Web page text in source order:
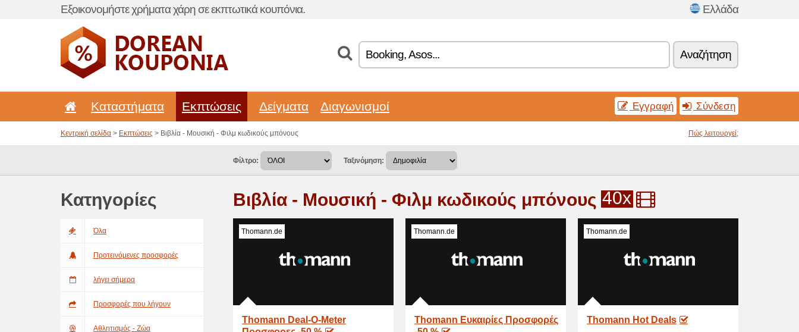
Εξοικονομήστε χρήματα χάρη σε εκπτωτικά κουπόνια. Ελλάδα
Αναζήτηση
Καταστήματα Εκπτώσεις Δείγματα Διαγωνισμοί Εγγραφή Σύνδεση
Κεντρική σελίδα > Εκπτώσεις > Βιβλία - Μουσική - Φιλμ κωδικούς μπόνους Πώς λειτουργεί;
Φίλτρο: Ταξινόμηση:
Κατηγορίες
Όλα
Προτεινόμενες προσφορές
λήγει σήμερα
Προσφορές που λήγουν
Αθλητισμός - Ζώα
Βιβλία - Μουσική - Φιλμ κωδικούς μπόνους 40x
Thomann.de
Thomann Deal-O-Meter
Thomann.de
Thomann Ευκαιρίες Προσφορές
Thomann.de
Thomann Hot Deals